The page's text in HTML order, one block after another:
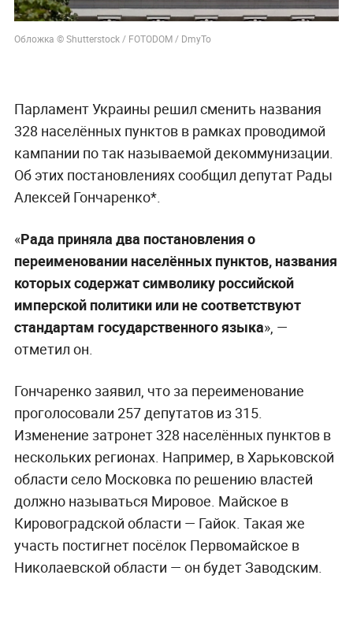
Обложка © Shutterstock / FOTODOM / DmyTo
Парламент Украины решил сменить названия
328 населённых пунктов в рамках проводимой
кампании по так называемой декоммунизации.
Об этих постановлениях сообщил депутат Рады
Алексей Гончаренко*.
«Рада приняла два постановления о
переименовании населённых пунктов, названия
которых содержат символику российской
имперской политики или не соответствуют
стандартам государственного языка», —
отметил он.
Гончаренко заявил, что за переименование
проголосовали 257 депутатов из 315.
Изменение затронет 328 населённых пунктов в
нескольких регионах. Например, в Харьковской
области село Московка по решению властей
должно называться Мировое. Майское в
Кировоградской области — Гайок. Такая же
участь постигнет посёлок Первомайское в
Николаевской области — он будет Заводским.